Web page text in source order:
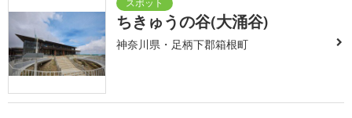
ちきゅうの谷(大涌谷)
神奈川県・足柄下郡箱根町